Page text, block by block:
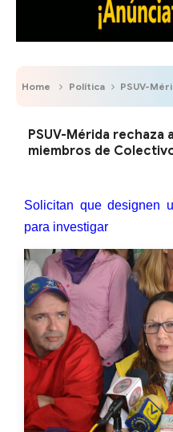
Home Política PSUV-Mérida
PSUV-Mérida
miembros de
Solicitan que designen
para investigar